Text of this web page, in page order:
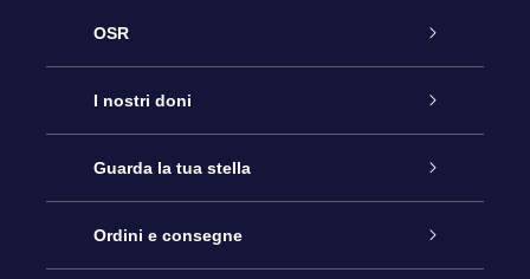
OSR
Assistenza
Contattaci
Blog
I nostri doni
Online Star Gift
Pacchetto regalo OSR
Guarda la tua stella
Registro stellare
Ordini e consegne